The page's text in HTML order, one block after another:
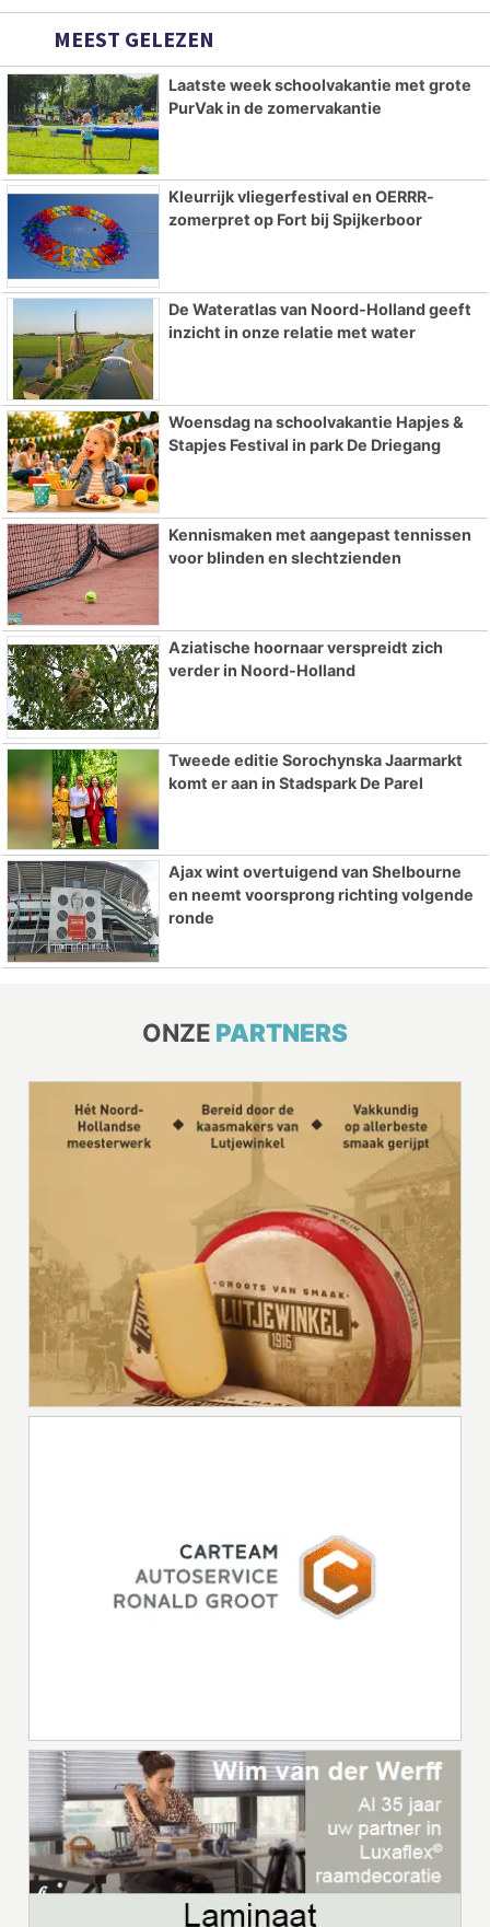
MEEST GELEZEN
Laatste week schoolvakantie met grote
PurVak in de zomervakantie
Kleurrijk vliegerfestival en OERRR-
zomerpret op Fort bij Spijkerboor
De Wateratlas van Noord-Holland geeft
inzicht in onze relatie met water
Woensdag na schoolvakantie Hapjes &
Stapjes Festival in park De Driegang
Kennismaken met aangepast tennissen
voor blinden en slechtzienden
Aziatische hoornaar verspreidt zich
verder in Noord-Holland
Tweede editie Sorochynska Jaarmarkt
komt er aan in Stadspark De Parel
Ajax wint overtuigend van Shelbourne
en neemt voorsprong richting volgende
ronde
ONZE PARTNERS